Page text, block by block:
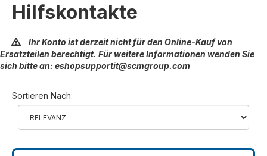
Hilfskontakte
Ihr Konto ist derzeit nicht für den Online-Kauf von
Ersatzteilen berechtigt. Für weitere Informationen wenden Sie
sich bitte an: eshopsupportit@scmgroup.com
Sortieren Nach: